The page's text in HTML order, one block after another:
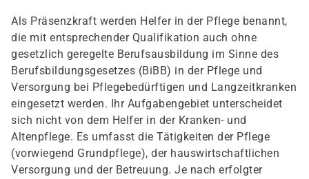
Als Präsenzkraft werden Helfer in der Pflege benannt,
die mit entsprechender Qualifikation auch ohne
gesetzlich geregelte Berufsausbildung im Sinne des
Berufsbildungsgesetzes (BiBB) in der Pflege und
Versorgung bei Pflegebedürftigen und Langzeitkranken
eingesetzt werden. Ihr Aufgabengebiet unterscheidet
sich nicht von dem Helfer in der Kranken- und
Altenpflege. Es umfasst die Tätigkeiten der Pflege
(vorwiegend Grundpflege), der hauswirtschaftlichen
Versorgung und der Betreuung. Je nach erfolgter